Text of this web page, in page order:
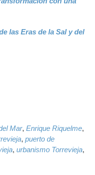
las Eras de la Sal y del
Mar, Enrique Riquelme,
, puerto de
, urbanismo Torrevieja,